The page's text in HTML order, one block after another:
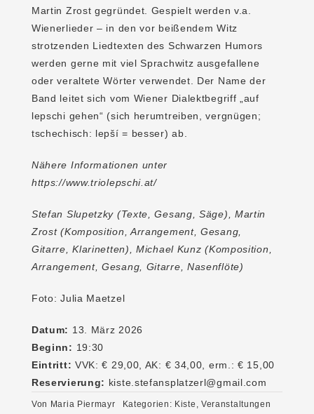
Martin Zrost gegründet. Gespielt werden v.a.
Wienerlieder – in den vor beißendem Witz
strotzenden Liedtexten des Schwarzen Humors
werden gerne mit viel Sprachwitz ausgefallene
oder veraltete Wörter verwendet. Der Name der
Band leitet sich vom Wiener Dialektbegriff „auf
lepschi gehen“ (sich herumtreiben, vergnügen;
tschechisch: lepší = besser) ab.
Nähere Informationen unter
https://www.triolepschi.at/
Stefan Slupetzky (Texte, Gesang, Säge), Martin
Zrost(Komposition, Arrangement, Gesang,
Gitarre, Klarinetten),Michael Kunz (Komposition,
Arrangement, Gesang, Gitarre, Nasenflöte)
Foto: Julia Maetzel
Datum: 13. März 2026
Beginn: 19:30
Eintritt: VVK: € 29,00, AK: € 34,00, erm.: € 15,00
Reservierung: kiste.stefansplatzerl@gmail.com
Von Maria Piermayr Kategorien: Kiste , Veranstaltungen